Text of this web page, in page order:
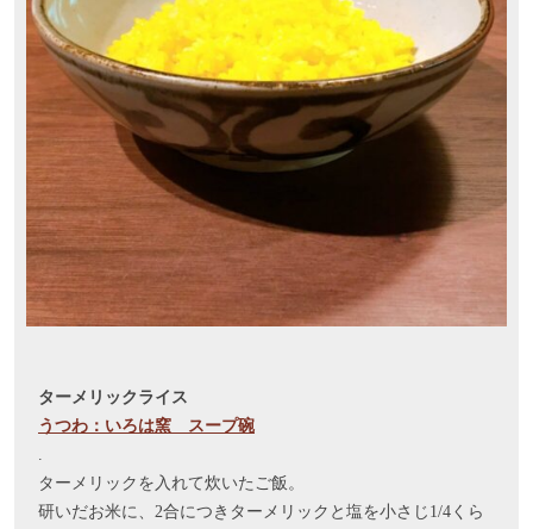
ターメリックライス
うつわ：いろは窯 スープ碗
ターメリックを入れて炊いたご飯。
研いだお米に、2合につきターメリックと塩を小さじ1/4くら